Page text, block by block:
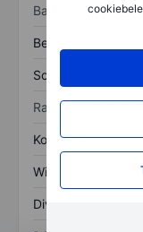
Balans
Bezittingen
Schulden
Ratio's
Koers/omzetratio
Winst per aandeel
Dividend per